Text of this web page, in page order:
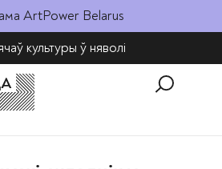
ArtPower Belarus
культуры ў няволі​